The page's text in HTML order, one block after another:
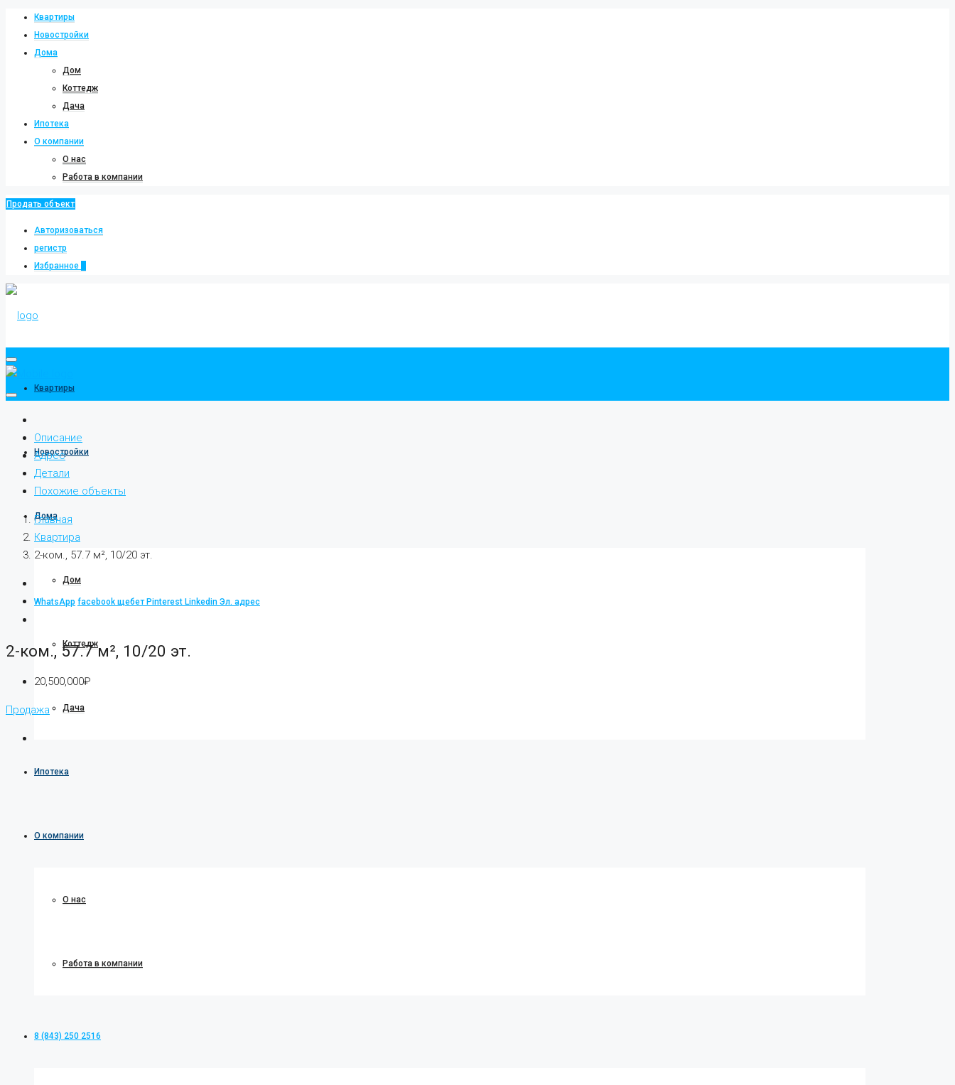
Квартиры
Новостройки
Дома
Дом
Коттедж
Дача
Ипотека
О компании
О нас
Работа в компании
Продать объект
Авторизоваться
регистр
Избранное
Квартиры
Новостройки
Дома
Дом
Коттедж
Дача
Ипотека
О компании
О нас
Работа в компании
8 (843) 250 2516
Описание
Адрес
Детали
Похожие объекты
Главная
Квартира
2-ком., 57.7 м², 10/20 эт.
WhatsApp facebook щебет Pinterest Linkedin Эл. адрес
2-ком., 57.7 м², 10/20 эт.
20,500,000₽
Продажа